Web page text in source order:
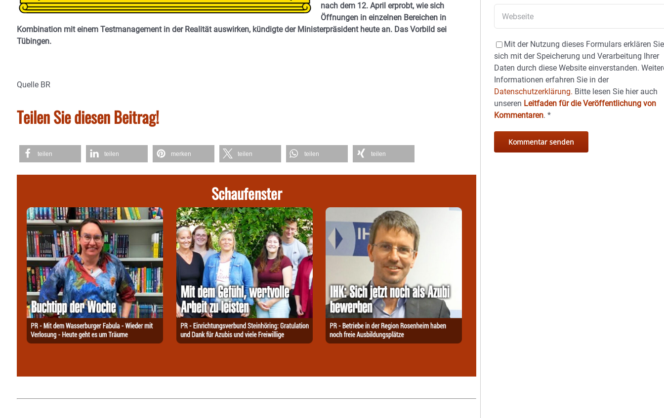
nach dem 12. April erprobt, wie sich
Öffnungen in einzelnen Bereichen in
Kombination mit einem Testmanagement in der Realität auswirken, kündigte der Ministerpräsident heute an. Das Vorbild sei
Tübingen.
Quelle BR
Teilen Sie diesen Beitrag!
teilen teilen merken teilen teilen teilen
Schaufenster
Mit der Nutzung dieses Formulars erklären Sie
sich mit der Speicherung und Verarbeitung Ihrer
Daten durch diese Website einverstanden.
Informationen erfahren Sie in der
Datenschutzerklärung. Bitte lesen Sie hier auch
unseren Leitfaden für die Veröffentlichung von
Kommentaren.*